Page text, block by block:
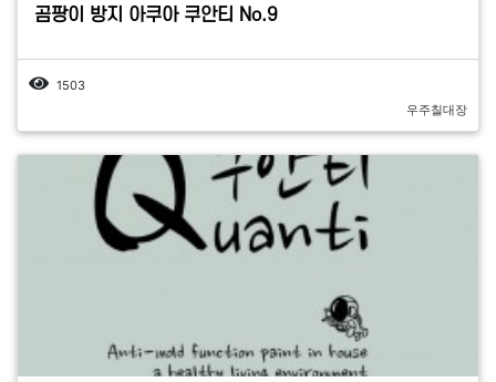
곰팡이 방지 아쿠아 쿠안티 No.9
1503
우주칠대장